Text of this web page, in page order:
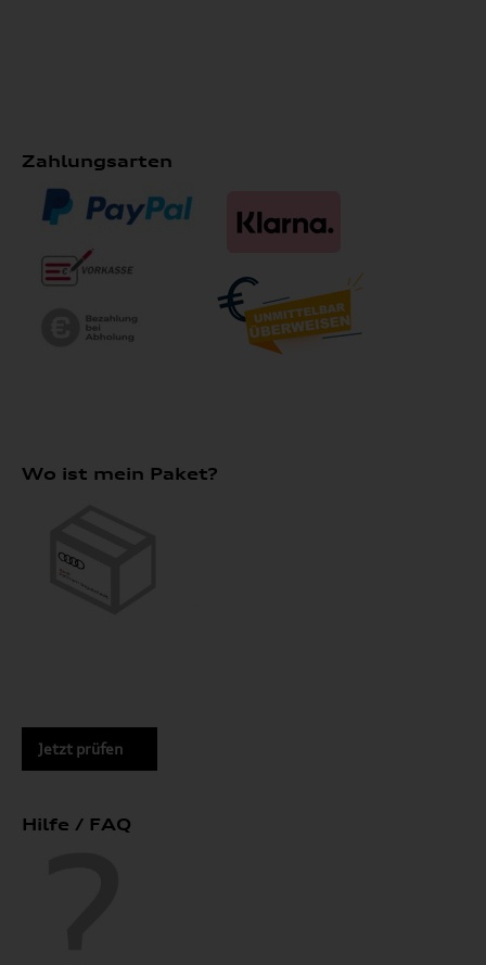
Zahlungsarten
Wo ist mein Paket?
Jetzt prüfen
Hilfe / FAQ